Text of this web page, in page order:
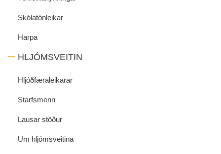
Skólatónleikar
Harpa
HLJÓMSVEITIN
Hljóðfæraleikarar
Starfsmenn
Lausar stöður
Um hljómsveitina